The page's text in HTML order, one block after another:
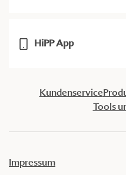
HiPP App
Kundenservice
Tools
Impressum